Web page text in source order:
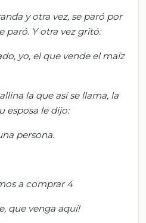
yotra vez, se paró por
paró. Y otra vez gritó:
yo, el que vende el maíz
la que así se llama, la
esposa le dijo:
persona.
a comprar4
que venga aquí!